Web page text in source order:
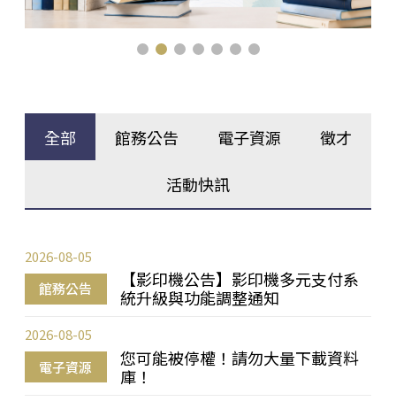
全部 館務公告 電子資源 徵才
活動快訊
館務公告
【影印機公告】影印機多元支付系
統升級與功能調整通知
2026-08-05
電子資源
您可能被停權！請勿大量下載資料
庫！
2026-08-05